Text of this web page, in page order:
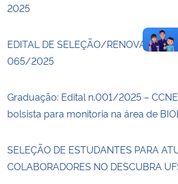
Planalto
2025
EDITAL DE SELEÇÃO/RENOVAÇÃO
065/2025
Graduação: Edital n.001/2025 –
bolsista para monitoria na área de
SELEÇÃO DE ESTUDANTES PARA
COLABORADORES NO DESCUBRA